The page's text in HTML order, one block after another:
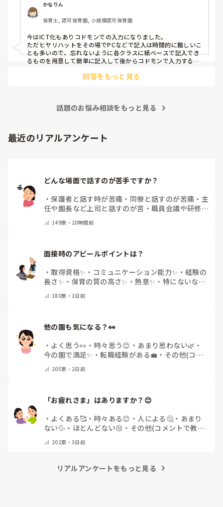
かなりん
保育士, 認可保育園, 小規模認可保育園
今はICT化もありコドモンでの入力になりました。
ただヒヤリハットをその場でPCなどで記入は時間的に難しいこ
とも多いので、忘れないように各クラスに紙ベースで記入でき
るものを用意して簡単に記入して後からコドモンで入力するよ
回答をもっと見る
話題のお悩み相談をもっと見る
最近のリアルアンケート
どんな場面で話すのが苦手ですか？
・保護者と話す時が苦痛 ・ 同僚と話すのが苦痛 ・ 主
任や園長など上司と話すのが苦 ・ 職員会議や研修場
他(コメントで教えてください)
149票・ 20時間前
面接時のアピールポイントは？
・取得資格✨ ・ コミュニケーション能力✨ ・ 経験の
長さ✨ ・ 保育の質の高さ✨ ・熱意✨ ・ 特にないな・
180票・ 1日前
他の園も気になる？👀
・ よく思う👀 ・ 時々思う😊 ・ あまり思わない🌿 ・
今の園で満足✨ ・転職経験がある💼 ・ その他(コメ
205票・ 2日前
「お疲れさま」はありますか？😊
・ よくある🥰 ・ 時々ある😊 ・ 人による🤔 ・ あまり
ない💦 ・ ほとんどない😢 ・ その他(コメントで教え
202票・3日前
リアルアンケートをもっと見る